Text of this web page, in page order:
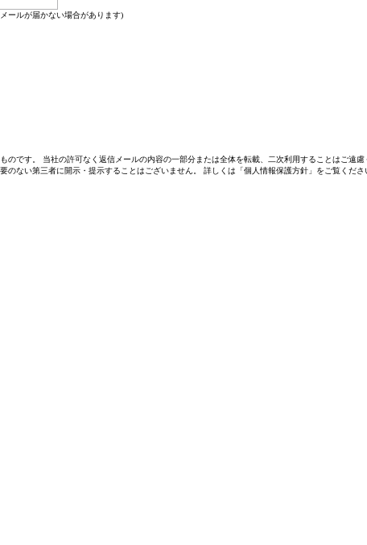
ールが届かない場合があります)
です。 当社の許可なく返信メールの内容の一部分または全体を転載、二次利用することはご遠慮
ない第三者に開示・提示することはございません。 詳しくは「個人情報保護方針」をご覧くださ